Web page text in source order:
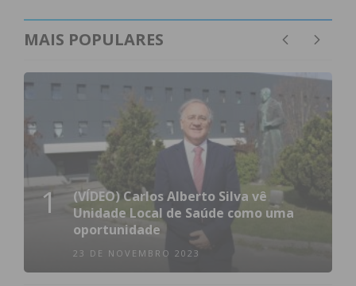
MAIS POPULARES
1
(VÍDEO) Carlos Alberto Silva vê
Unidade Local de Saúde como uma
oportunidade
23 DE NOVEMBRO 2023